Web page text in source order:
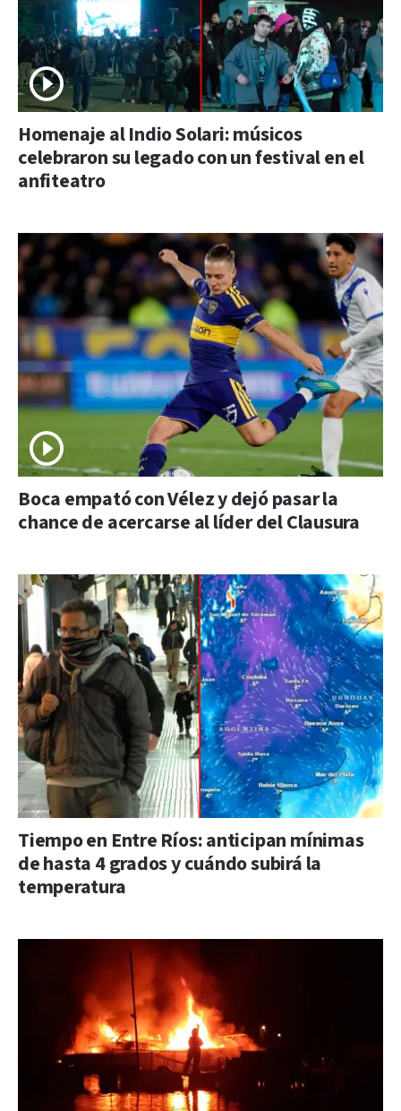
Homenaje al Indio Solari: músicos
celebraron su legado con un festival en el
anfiteatro
Boca empató con Vélez y dejó pasar la
chance de acercarse al líder del Clausura
Tiempo en Entre Ríos: anticipan mínimas
de hasta 4 grados y cuándo subirá la
temperatura